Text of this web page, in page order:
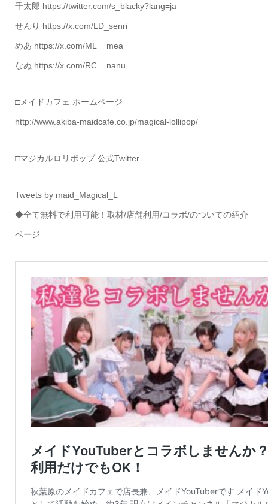
千太郎 https://twitter.com/s_blacky?lang=ja
せんり https://x.com/LD_senri
めあ https://x.com/ML__mea
なぬ https://x.com/RC__nanu
□メイドカフェ ホームページ
http://www.akiba-maidcafe.co.jp/magical-lollipop/
□マジカルロリポップ 公式Twitter
Tweets by maid_Magical_L
◆全て無料で利用可能！取材/店舗利用/コラボ/のついての紹介
ページ